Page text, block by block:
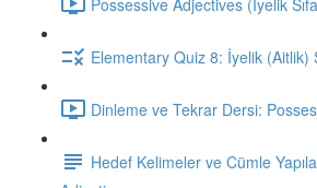
Elementary Quiz 8: İyelik (Aitlik)
Dinleme ve Tekrar Dersi:
Hedef Kelimeler ve Cümle